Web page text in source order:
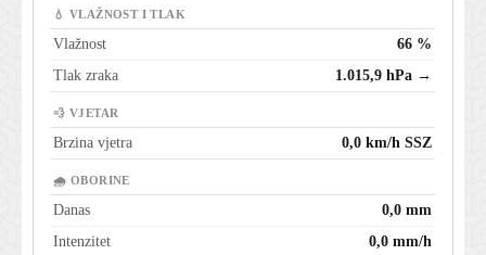
💧 VLAŽNOST I TLAK
Vlažnost
66 %
Tlak zraka
1.015,9 hPa →
💨 VJETAR
Brzina vjetra 0,0 km/h SSZ
🌧 OBORINE
Danas
0,0 mm
Intenzitet
0,0 mm/h